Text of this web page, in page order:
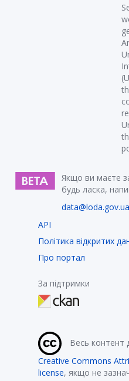
Якщо ви маєте
будь ласка,
data@loda.gov.ua
API
Політика відкритих
Про портал
За підтримки
Весь контент
Creative Commons
license, якщо не